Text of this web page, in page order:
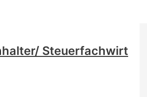
Steuerfachwirt